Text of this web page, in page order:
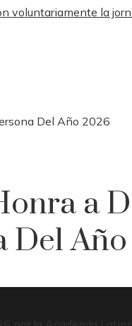
voluntariamente la
Del Año 2026
a
Del